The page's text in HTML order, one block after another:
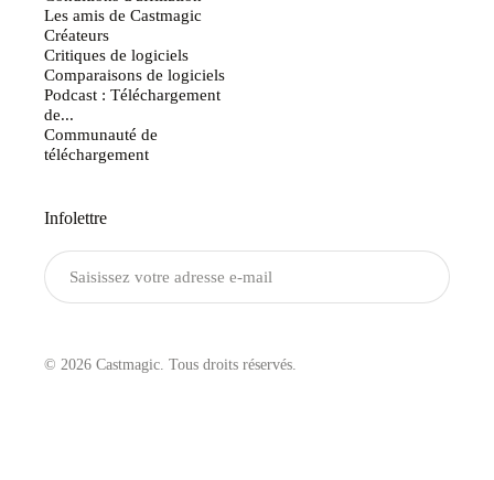
Les amis de Castmagic
Créateurs
Critiques de logiciels
Comparaisons de logiciels
Podcast : Téléchargement
de...
Communauté de
téléchargement
Infolettre
© 2026 Castmagic. Tous droits réservés.